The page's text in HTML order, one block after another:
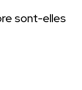
sont-elles